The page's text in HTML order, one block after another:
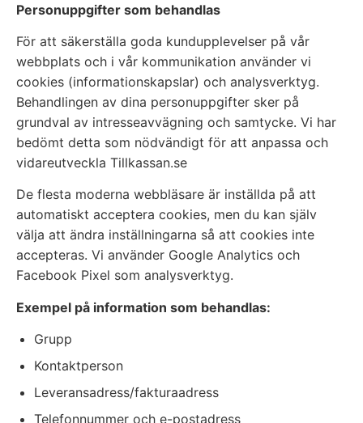
Personuppgifter som behandlas
För att säkerställa goda kundupplevelser på vår
webbplats och i vår kommunikation använder vi
cookies (informationskapslar) och analysverktyg.
Behandlingen av dina personuppgifter sker på
grundval av intresseavvägning och samtycke. Vi har
bedömt detta som nödvändigt för att anpassa och
vidareutveckla Tillkassan.se
De flesta moderna webbläsare är inställda på att
automatiskt acceptera cookies, men du kan själv
välja att ändra inställningarna så att cookies inte
accepteras. Vi använder Google Analytics och
Facebook Pixel som analysverktyg.
Exempel på information som behandlas:
Grupp
Kontaktperson
Leveransadress/fakturaadress
Telefonnummer och e-postadress